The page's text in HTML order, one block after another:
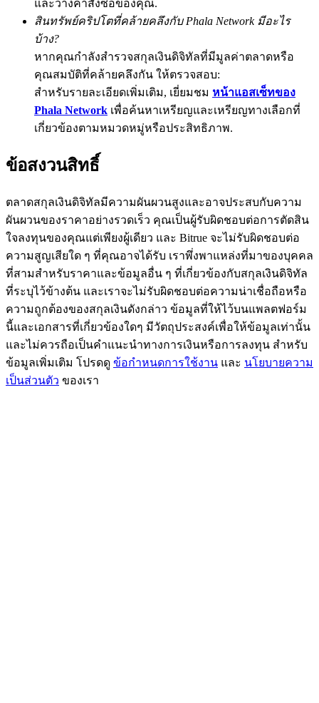
77,777+3k Rewards
กิจกรรมเพิ่มเติม
รับรางวัลและสิทธิพิเศษสุดพิเศษ
ศูนย์รางวัล
เข้าสู่ระบบลงชื่อ
และวางคำสั่งซื้อของคุณ.
สินทรัพย์คริปโตที่คล้ายคลึงกับ Phala Network มีอะไร
บ้าง?
หากคุณกำลังสำรวจสกุลเงินดิจิทัลที่มีมูลค่าตลาดหรือ
คุณสมบัติที่คล้ายคลึงกัน ให้ตรวจสอบ:
สำหรับรายละเอียดเพิ่มเติม, เยี่ยมชม หน้าแอสเซ็ทของ
Phala Network เพื่อค้นหาเหรียญและเหรียญทางเลือกที่
เกี่ยวข้องตามหมวดหมู่หรือประสิทธิภาพ.
ข้อสงวนสิทธิ์
ตลาดสกุลเงินดิจิทัลมีความผันผวนสูงและอาจประสบกับความ
ผันผวนของราคาอย่างรวดเร็ว คุณเป็นผู้รับผิดชอบต่อการตัดสิน
ใจลงทุนของคุณแต่เพียงผู้เดียว และ Bitrue จะไม่รับผิดชอบต่อ
ความสูญเสียใด ๆ ที่คุณอาจได้รับ เราพึ่งพาแหล่งที่มาของบุคคล
ที่สามสำหรับราคาและข้อมูลอื่น ๆ ที่เกี่ยวข้องกับสกุลเงินดิจิทัล
ที่ระบุไว้ข้างต้น และเราจะไม่รับผิดชอบต่อความน่าเชื่อถือหรือ
ความถูกต้องของสกุลเงินดังกล่าว ข้อมูลที่ให้ไว้บนแพลตฟอร์ม
นี้และเอกสารที่เกี่ยวข้องใดๆ มีวัตถุประสงค์เพื่อให้ข้อมูลเท่านั้น
และไม่ควรถือเป็นคำแนะนำทางการเงินหรือการลงทุน สำหรับ
ข้อมูลเพิ่มเติม โปรดดู ข้อกำหนดการใช้งาน และ นโยบายความ
เป็นส่วนตัว ของเรา